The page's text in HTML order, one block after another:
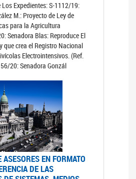
Expedientes: S-1112/19:
M.: Proyecto de Ley de
para la Agricultura
Senadora Blas: Reproduce El
que crea el Registro Nacional
Electrointensivos. (Ref.
20: Senadora Gonzál
ASESORES EN FORMATO
DE LAS